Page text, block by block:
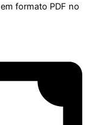
formato PDF no